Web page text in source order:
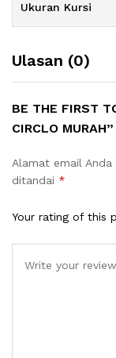
Ukuran Kursi
Ulasan (0)
BE THE FIRST
CIRCLO MURAH”
Alamat email Anda
ditandai *
Your rating of this